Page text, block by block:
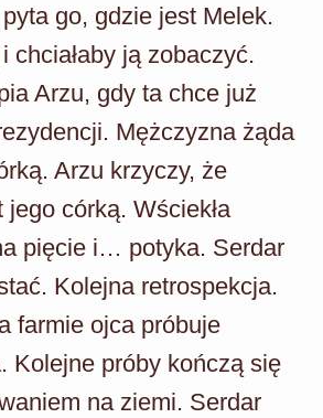
go, gdzie jest Melek.
chciałaby ją zobaczyć.
Arzu, gdy ta chce już
Mężczyzna żąda
Arzu krzyczy, że
córką. Wściekła
pięcie i… potyka. Serdar
Kolejna retrospekcja.
farmie ojca próbuje
Kolejne próby kończą się
na ziemi. Serdar